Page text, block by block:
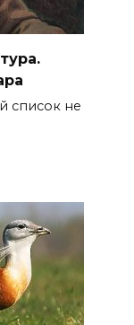
список не